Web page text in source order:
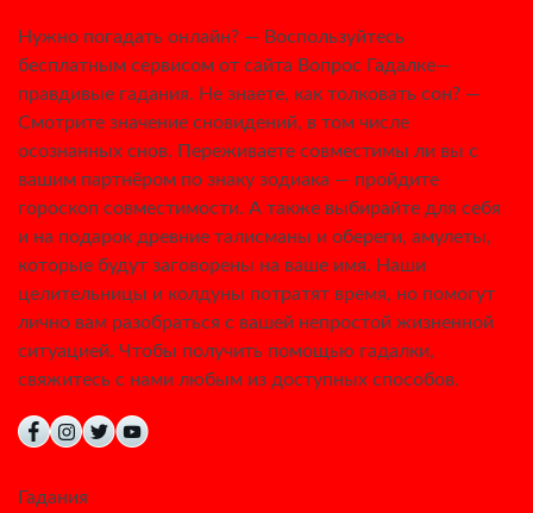
Нужно погадать онлайн? — Воспользуйтесь
бесплатным сервисом от сайта Вопрос Гадалке—
правдивые гадания. Не знаете, как толковать сон? —
Смотрите значение сновидений, в том числе
осознанных снов. Переживаете совместимы ли вы с
вашим партнёром по знаку зодиака — пройдите
гороскоп совместимости. А также выбирайте для себя
и на подарок древние талисманы и обереги, амулеты,
которые будут заговорены на ваше имя. Наши
целительницы и колдуны потратят время, но помогут
лично вам разобраться с вашей непростой жизненной
ситуацией. Чтобы получить помощью гадалки,
свяжитесь с нами любым из доступных способов.
Гадания